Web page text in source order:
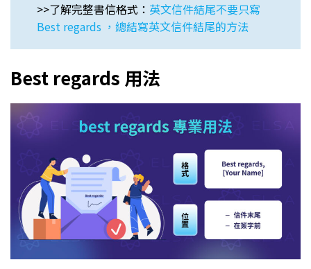
>>了解完整書信格式： 英文信件結尾不要只寫
Best regards ，總結寫英文信件結尾的方法
Best regards 用法